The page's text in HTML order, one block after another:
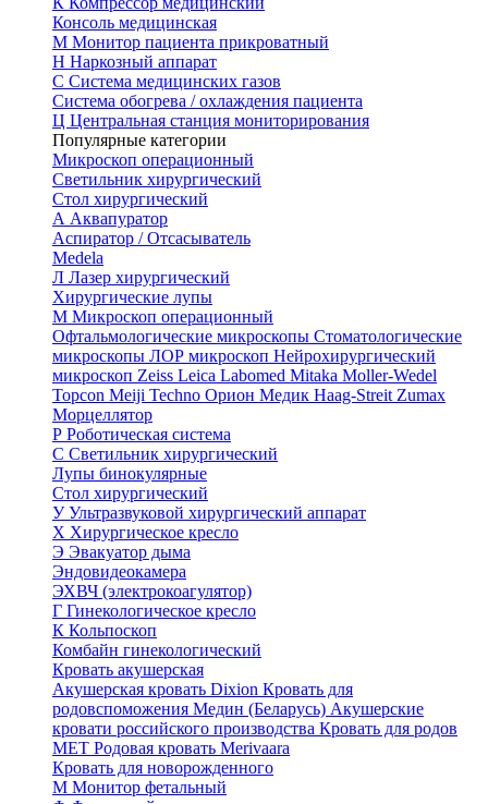
Консоль медицинская
М Монитор пациента прикроватный
Н Наркозный аппарат
С Система медицинских газов
Система обогрева / охлаждения пациента
Ц Центральная станция мониторирования
Популярные категории
Микроскоп операционный
Светильник хирургический
Стол хирургический
А Аквапуратор
Аспиратор / Отсасыватель
Medela
Л Лазер хирургический
Хирургические лупы
М Микроскоп операционный
Офтальмологические микроскопы Стоматологические
микроскопы ЛОР микроскоп Нейрохирургический
микроскоп Zeiss Leica Labomed Mitaka Moller-Wedel
Topcon Meiji Techno Орион Медик Haag-Streit Zumax
Морцеллятор
Р Роботическая система
С Светильник хирургический
Лупы бинокулярные
Стол хирургический
УУльтразвуковой хирургический аппарат
Х Хирургическое кресло
Э Эвакуатор дыма
Эндовидеокамера
ЭХВЧ (электрокоагулятор)
Г Гинекологическое кресло
К Кольпоскоп
Комбайн гинекологический
Кровать акушерская
Акушерская кровать Dixion Кровать для
родовспоможения Медин (Беларусь) Акушерские
кровати российского производства Кровать для родов
МЕТ Родовая кровать Merivaara
Кровать для новорожденного
М Монитор фетальный